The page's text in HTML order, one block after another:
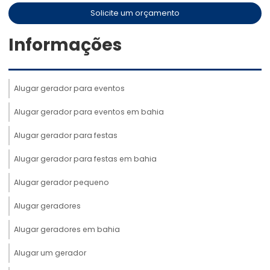
Solicite um orçamento
Informações
Alugar gerador para eventos
Alugar gerador para eventos em bahia
Alugar gerador para festas
Alugar gerador para festas em bahia
Alugar gerador pequeno
Alugar geradores
Alugar geradores em bahia
Alugar um gerador